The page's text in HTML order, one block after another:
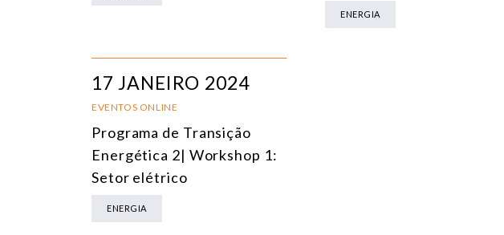
ENERGIA
17 JANEIRO 2024
EVENTOS ONLINE
Programa de Transição
Energética 2| Workshop 1:
Setor elétrico
ENERGIA